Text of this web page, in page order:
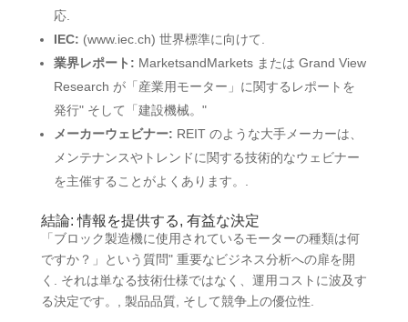
応.
IEC: (www.iec.ch) 世界標準に向けて.
業界レポート: MarketsandMarkets または Grand View
Research が「産業用モーター」に関するレポートを
発行" そして「建設機械。"
メーカーウェビナー: REIT のような大手メーカーは、
メンテナンスやトレンドに関する技術的なウェビナー
を主催することがよくあります。.
結論: 情報を提供する, 有益な決定
「ブロック製造機に使用されているモーターの種類は何
ですか？」という質問" 重要なビジネス分析への扉を開
く. それは単なる技術仕様ではなく、運用コストに波及す
る決定です。
, 製品品質, そして競争上の優位性.